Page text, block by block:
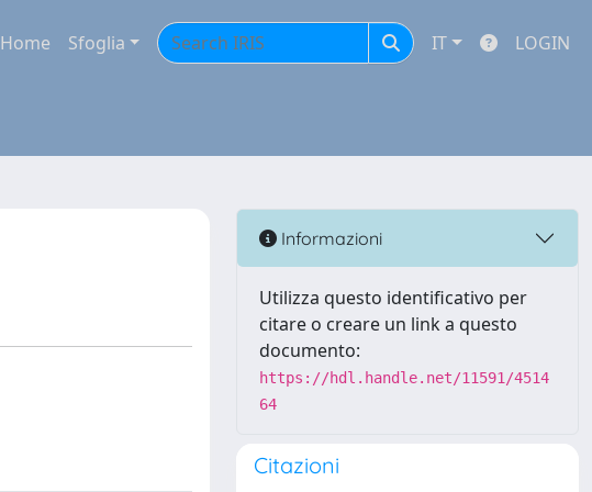
Home Sfoglia IT LOGIN
Informazioni
Utilizza questo identificativo per
citare o creare un link a questo
documento:
https://hdl.handle.net/11591/4514
64
Citazioni